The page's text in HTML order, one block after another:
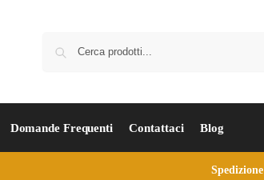
Domande Frequenti Contattaci Blog